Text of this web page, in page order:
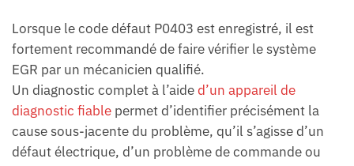
Lorsque le code défaut P0403 est enregistré, il est
fortement recommandé de faire vérifier le système
EGR par un mécanicien qualifié.
Un diagnostic complet à l’aided’un appareil de
diagnostic fiable permet d’identifier précisément la
cause sous-jacente du problème, qu’il s’agisse d’un
défaut électrique, d’un problème de commande ou